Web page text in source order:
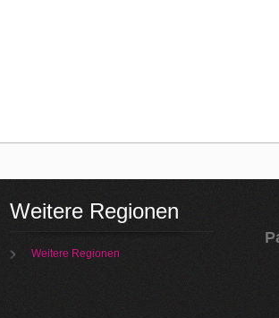
Weitere Regionen
Weitere Regionen